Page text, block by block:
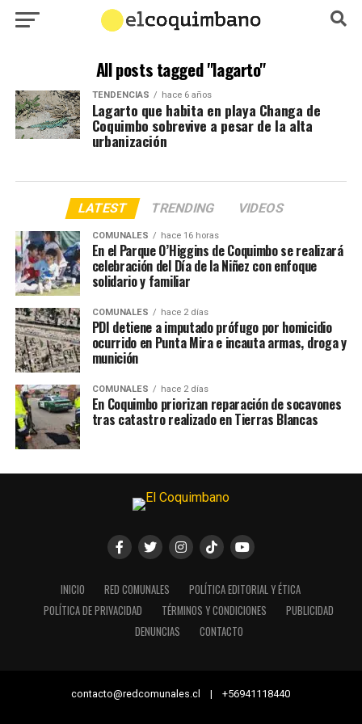
All posts tagged "lagarto"
TENDENCIAS hace 6 años
Lagarto que habita en playa Changa de
Coquimbo sobrevive a pesar de la alta
urbanización
LATEST TRENDING VIDEOS
COMUNALES hace 16 horas
En el Parque O’Higgins de Coquimbo se realizará
celebración del Día de la Niñez con enfoque
solidario y familiar
COMUNALES hace 2 días
PDI detiene a imputado prófugo por homicidio
ocurrido en Punta Mira e incauta armas, droga y
munición
COMUNALES hace 2 días
En Coquimbo priorizan reparación de socavones
tras catastro realizado en Tierras Blancas
INICIO RED COMUNALES
POLÍTICA EDITORIAL Y ÉTICA
POLÍTICA DE PRIVACIDAD
TÉRMINOS Y CONDICIONES
PUBLICIDAD
DENUNCIAS
CONTACTO
contacto@redcomunales.cl | +56941118440